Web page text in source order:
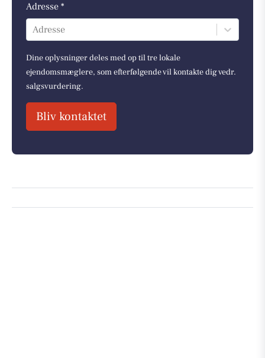
Adresse *
Adresse
Dine oplysninger deles med op til tre lokale
ejendomsmæglere, som efterfølgende vil kontakte dig vedr.
salgsvurdering.
Bliv kontaktet